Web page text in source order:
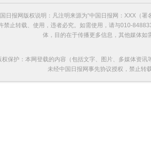
日报网版权说明：凡注明来源为“中国日报网：XXX（
禁止转载、使用，违者必究。如需使用，请与010-
体，目的在于传播更多信息，其他媒体
权保护：本网登载的内容（包括文字、图片、多媒体资
未经中国日报网事先协议授权，禁止转